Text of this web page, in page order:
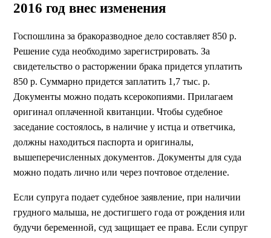
2016 год внес изменения
Госпошлина за бракоразводное дело составляет 850 р.
Решение суда необходимо зарегистрировать. За
свидетельство о расторжении брака придется уплатить
850 р. Суммарно придется заплатить 1,7 тыс. р.
Документы можно подать ксерокопиями. Прилагаем
оригинал оплаченной квитанции. Чтобы судебное
заседание состоялось, в наличие у истца и ответчика,
должны находиться паспорта и оригиналы,
вышеперечисленных документов. Документы для суда
можно подать лично или через почтовое отделение.
Если супруга подает судебное заявление, при наличии
грудного малыша, не достигшего года от рождения или
будучи беременной, суд защищает ее права. Если супруг